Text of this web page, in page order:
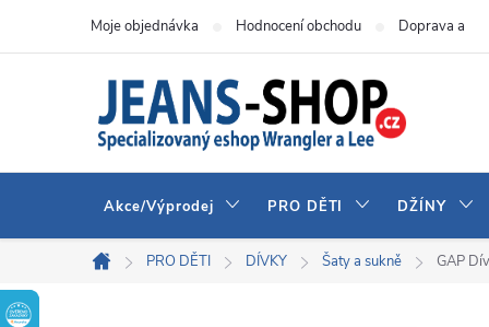
Moje objednávka Hodnocení obchodu Doprava a
Akce/Výprodej PRO DĚTI DŽÍNY
Domů
PRO DĚTI DÍVKY Šaty a sukně GAP